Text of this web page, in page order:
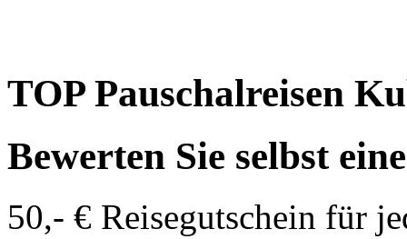
TOP Pauschalreisen
Bewerten Sie selbst
50,- € Reisegutschein für